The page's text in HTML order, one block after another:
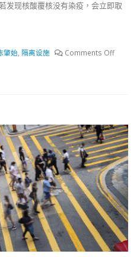
发现核酸覆核没有染疫，会立即取
肇始, 隔离设施 Comments Off